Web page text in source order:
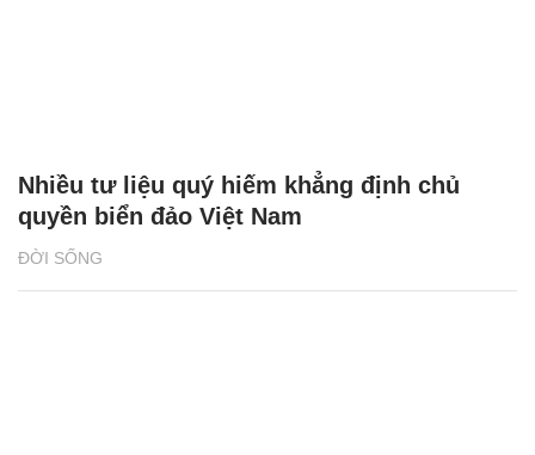
ĐỜI SỐNG
Nhiều tư liệu quý hiếm khẳng định chủ
quyền biển đảo Việt Nam